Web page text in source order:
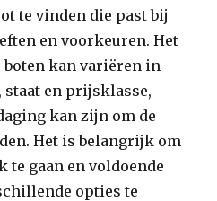
te vinden die past bij
en voorkeuren. Het
boten kan variëren in
staat en prijsklasse,
kan zijn om de
Het is belangrijk om
te gaan en voldoende
opties te